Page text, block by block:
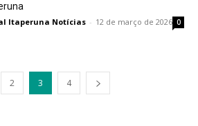
Itaperuna Notícias - 12 de março de 2026 0
2 3 4